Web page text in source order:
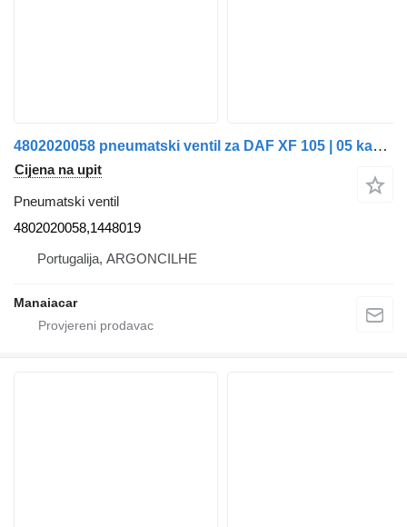
4802020058 pneumatski ventil za DAF XF 105 | 05 kamiona
Cijena na upit
Pneumatski ventil
4802020058,1448019
Portugalija, ARGONCILHE
Manaiacar